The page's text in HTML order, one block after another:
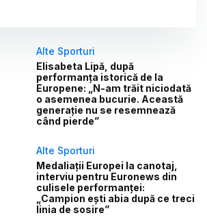
Alte Sporturi
Elisabeta Lipă, după
performanța istorică de la
Europene: „N-am trăit niciodată
o asemenea bucurie. Această
generație nu se resemnează
când pierde”
Alte Sporturi
Medaliații Europei la canotaj,
interviu pentru Euronews din
culisele performanței:
„Campion ești abia după ce treci
linia de sosire”